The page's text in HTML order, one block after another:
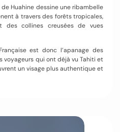
Huahine dessine une ribambelle
à travers des forêts tropicales,
collines creusées de vues
est donc l’apanage des
voyageurs qui ont déjà vu Tahiti et
un visage plus authentique et